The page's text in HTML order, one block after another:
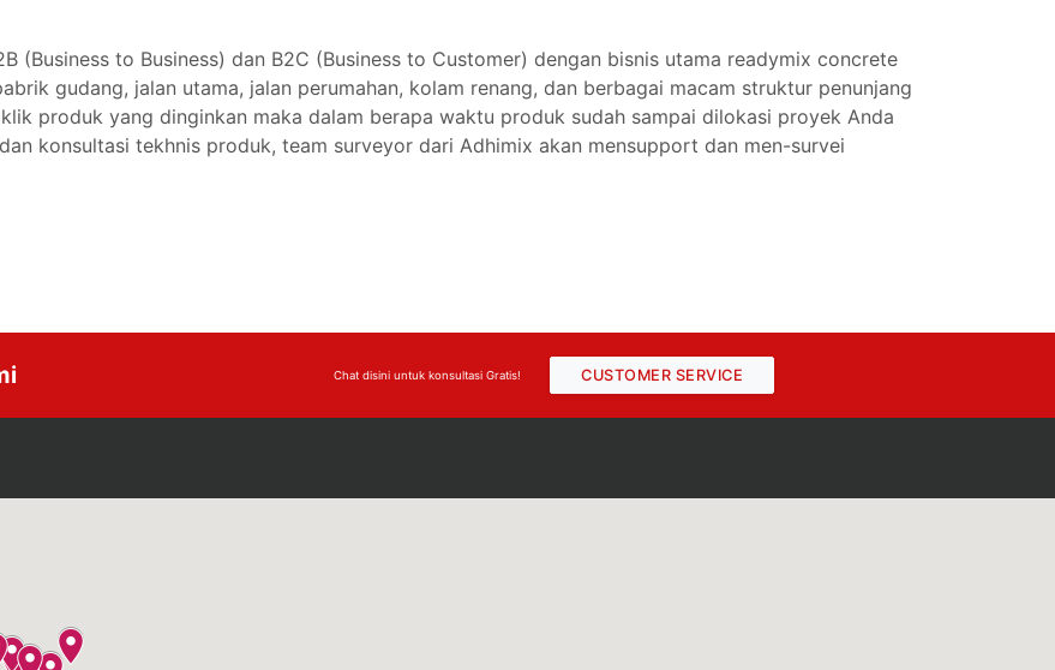
(Business to Business) dan B2C (Business to Customer) dengan bisnis utama readymix concrete
gudang, jalan utama, jalan perumahan, kolam renang, dan berbagai macam struktur penunjang
produk yang dinginkan maka dalam berapa waktu produk sudah sampai dilokasi proyek Anda
konsultasi tekhnis produk, team surveyor dari Adhimix akan mensupport dan men-survei
Chat disini untuk konsultasi Gratis! CUSTOMER SERVICE